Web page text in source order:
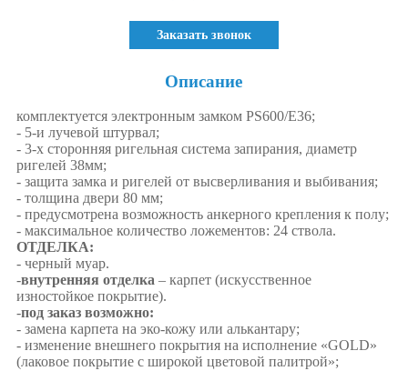
Заказать звонок
Описание
комплектуется электронным замком PS600/E36;
- 5-и лучевой штурвал;
- 3-х сторонняя ригельная система запирания, диаметр
ригелей 38мм;
- защита замка и ригелей от высверливания и выбивания;
- толщина двери 80 мм;
- предусмотрена возможность анкерного крепления к полу;
- максимальное количество ложементов: 24 ствола.
ОТДЕЛКА:
- черный муар.
-внутренняя отделка– карпет (искусственное
изностойкое покрытие).
-под заказ возможно:
- замена карпета на эко-кожу или алькантару;
- изменение внешнего покрытия на исполнение «GOLD»
(лаковое покрытие с широкой цветовой палитрой»;